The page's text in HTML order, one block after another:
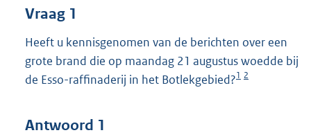
Vraag 1
Heeft u kennisgenomen van de berichten over een
grote brand die op maandag 21 augustus woedde bij
de Esso-raffinaderij in het Botlekgebied?1 2
Antwoord 1